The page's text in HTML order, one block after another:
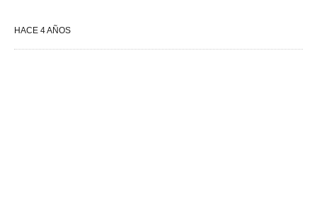
HACE 4 AÑOS